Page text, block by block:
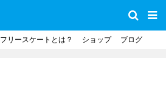
フリースケートとは？ ショップ ブログ